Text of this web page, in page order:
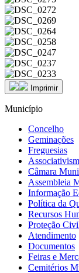
Imprimir
Município
Concelho
Geminações
Freguesias
Câmara
Assembleia
Informação
Política da
Recursos
Proteção
Atendimento
Documentos
Feiras e
Cemitérios